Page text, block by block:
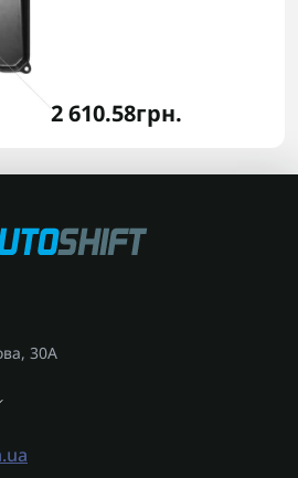
2 610.58грн.
30А